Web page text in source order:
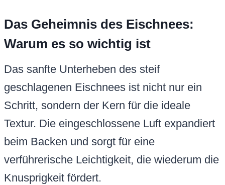
Das Geheimnis des Eischnees:
Warum es so wichtig ist
Das sanfte Unterheben des steif
geschlagenen Eischnees ist nicht nur ein
Schritt, sondern der Kern für die ideale
Textur. Die eingeschlossene Luft expandiert
beim Backen und sorgt für eine
verführerische Leichtigkeit, die wiederum die
Knusprigkeit fördert.